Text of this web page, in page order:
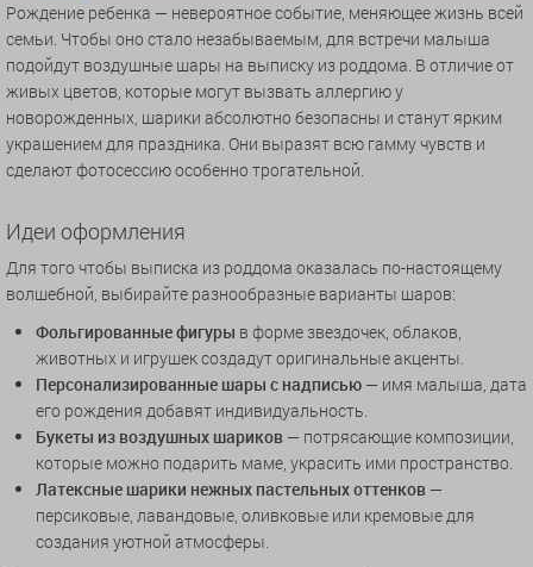
Рождение ребенка — невероятное событие, меняющее жизнь всей
семьи. Чтобы оно стало незабываемым, для встречи малыша
подойдут воздушные шары на выписку из роддома. В отличие от
живых цветов, которые могут вызвать аллергию у
новорожденных, шарики абсолютно безопасны и станут ярким
украшением для праздника. Они выразят всю гамму чувств и
сделают фотосессию особенно трогательной.
Идеи оформления
Для того чтобы выписка из роддома оказалась по-настоящему
волшебной, выбирайте разнообразные варианты шаров:
Фольгированные фигуры в форме звездочек, облаков,
животных и игрушек создадут оригинальные акценты.
Персонализированные шары с надписью — имя малыша, дата
его рождения добавят индивидуальность.
Букеты из воздушных шариков — потрясающие композиции,
которые можно подарить маме, украсить ими пространство.
Латексные шарики нежных пастельных оттенков —
персиковые, лавандовые, оливковые или кремовые для
создания уютной атмосферы.